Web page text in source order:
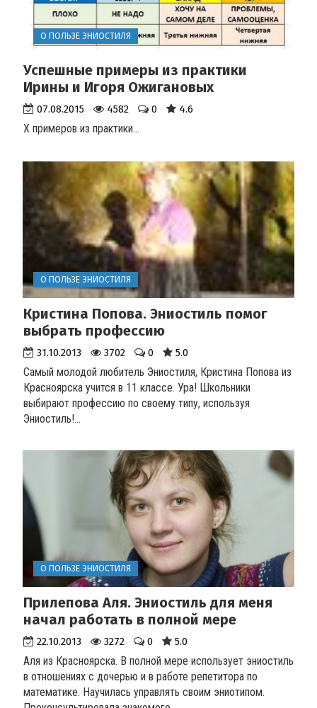
О ПОЛЬЗЕ ЭНИОСТИЛЯ
Успешные примеры из практики
Ирины и Игоря Ожигановых
07.08.2015 4582 0 4.6
Х примеров из практики...
О ПОЛЬЗЕ ЭНИОСТИЛЯ
Кристина Попова. Эниостиль помог
выбрать профессию
31.10.2013 3702 0 5.0
Самый молодой любитель Эниостиля, Кристина Попова из
Красноярска учится в 11 классе. Ура! Школьники
выбирают профессию по своему типу, используя
Эниостиль!...
О ПОЛЬЗЕ ЭНИОСТИЛЯ
Прилепова Аля. Эниостиль для меня
начал работать в полной мере
22.10.2013 3272 0 5.0
Аля из Красноярска. В полной мере использует эниостиль
в отношениях с дочерью и в работе репетитора по
математике. Научилась управлять своим эниотипом.